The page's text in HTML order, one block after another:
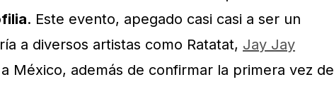
. Este evento, apegado casi casi a ser un
a diversos artistas como Ratatat, Jay Jay
México, además de confirmar la primera vez de